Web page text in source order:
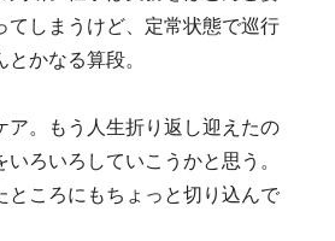
てしまうけど、定常状態で巡行
かなる算段。
ア。もう人生折り返し迎えたの
ろいろしていこうかと思う。
ところにもちょっと切り込んで